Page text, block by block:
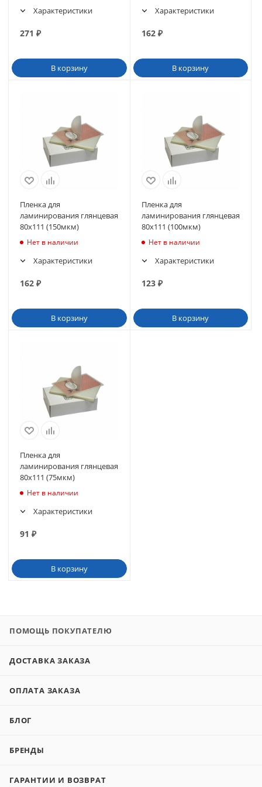
Характеристики
271 ₽
В корзину
Характеристики
162₽
В корзину
Пленка для
ламинирования глянцевая
80х111 (150мкм)
Нет в наличии
Характеристики
162 ₽
В корзину
Пленка для
ламинирования глянцевая
80х111 (100мкм)
Нет в наличии
Характеристики
123₽
В корзину
Пленка для
ламинирования глянцевая
80х111 (75мкм)
Нет в наличии
Характеристики
91 ₽
В корзину
ПОМОЩЬ ПОКУПАТЕЛЮ
ДОСТАВКА ЗАКАЗА
ОПЛАТА ЗАКАЗА
БЛОГ
БРЕНДЫ
ГАРАНТИИ И ВОЗВРАТ